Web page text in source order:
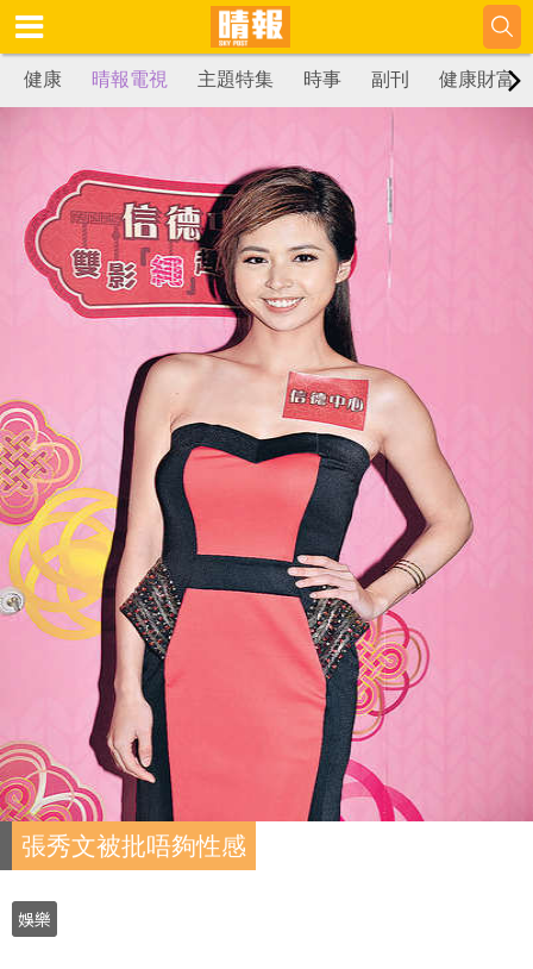
健康 晴報電視 主題特集 時事 副刊 健康財富
張秀文被批唔夠性感
娛樂